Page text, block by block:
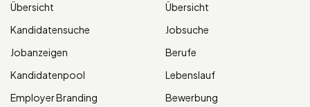
Übersicht
Kandidatensuche
Jobanzeigen
Kandidatenpool
Employer Branding
Übersicht
Jobsuche
Berufe
Lebenslauf
Bewerbung